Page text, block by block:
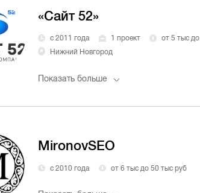
«Сайт 52»
с 2011 года 1 проект
от 5 тыс
Нижний Новгород
Показать больше
MironovSEO
с 2010 года от 6 тыс до 50 тыс руб